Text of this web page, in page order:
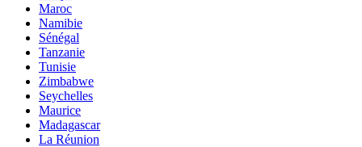
Maroc
Namibie
Sénégal
Tanzanie
Tunisie
Zimbabwe
Seychelles
Maurice
Madagascar
La Réunion